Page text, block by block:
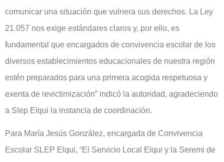
comunicar una situación que vulnera sus derechos. La Ley
21.057 nos exige estándares claros y, por ello, es
fundamental que encargados de convivencia escolar de los
diversos establecimientos educacionales de nuestra región
estén preparados para una primera acogida respetuosa y
exenta de revictimización” indicó la autoridad, agradeciendo
a Slep Elqui la instancia de coordinación.
Para María Jesús González, encargada de Convivencia
Escolar SLEP Elqui, “El Servicio Local Elqui y la Seremi de